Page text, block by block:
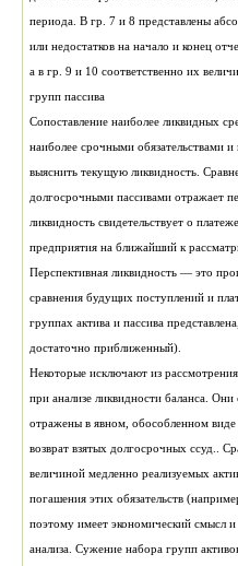
периода. В гр. 7 и 8 представлены
или недостатков на начало и конец
а в гр. 9 и 10 соответственно их
групп пассива
Сопоставление наиболее ликвидных
наиболее срочными обязательствами
выяснить текущую ликвидность.
долгосрочными пассивами отражает
ликвидность свидетельствует о
предприятия на ближайший к
Перспективная ликвидность — это
сравнения будущих поступлений и
группах актива и пассива
достаточно приближенный).
Некоторые исключают из
при анализе ликвидности баланса.
отражены в явном, обособленном
возврат взятых долгосрочных ссуд..
величиной медленно реализуемых
погашения этих обязательств
поэтому имеет экономический смысл
анализа. Сужение набора групп